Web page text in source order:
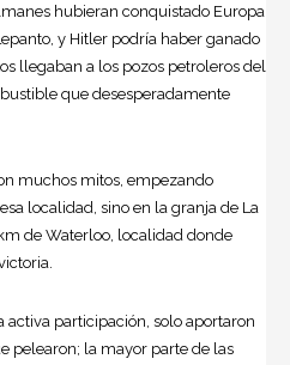
hubieran conquistado Europa
y Hitler podría haber ganado
llegaban a los pozos petroleros del
que desesperadamente
muchos mitos, empezando
localidad, sino en la granja de La
de Waterloo, localidad donde
activa participación, solo aportaron
pelearon; la mayor parte de las